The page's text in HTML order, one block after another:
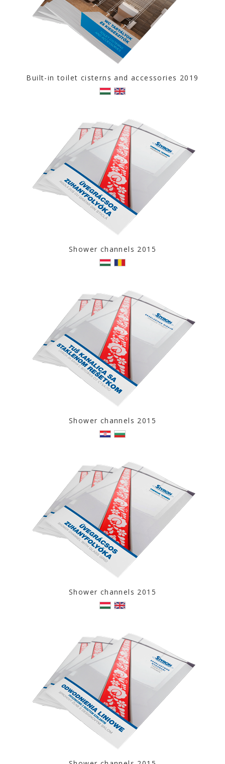
Built-in toilet cisterns and accessories 2019
Shower channels 2015
Shower channels 2015
Shower channels 2015